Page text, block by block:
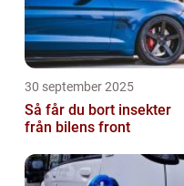
30 september 2025
Så får du bort insekter
från bilens front